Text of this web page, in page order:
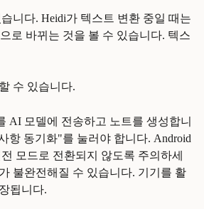
니다. Heidi가 텍스트 변환 중일 때는
로 바뀌는 것을 볼 수 있습니다. 텍스
수 있습니다.
AI 모델에 전송하고 노트를 생성합니
항 동기화"를 눌러야 합니다. Android
모드로 전환되지 않도록 주의하세
불완전해질 수 있습니다. 기기를 활
됩니다.